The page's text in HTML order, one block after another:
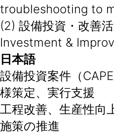
troubleshooting to
(2) 設備投資・改善
Investment &
日本語
設備投資案件（
様策定、実行支援
工程改善、生産性向
施策の推進